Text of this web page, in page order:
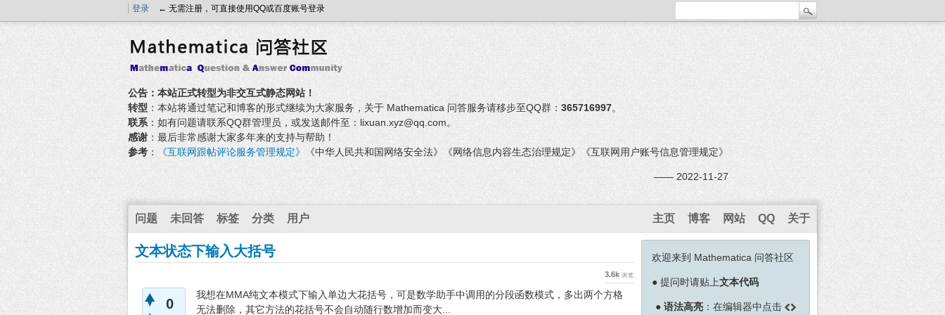
登录 ← 无需注册，可直接使用QQ或百度账号登录
公告：本站正式转型为非交互式静态网站！
转型 ：本站将通过笔记和博客的形式继续为大家服务，关于 Mathematica 问答服务请移步至QQ群： 365716997。
联系 ：如有问题请联系QQ群管理员，或发送邮件至：lixuan.xyz@qq.com。
感谢 ：最后非常感谢大家多年来的支持与帮助！
参考 ： 《互联网跟帖评论服务管理规定》 《中华人民共和国网络安全法》《网络信息内容生态治理规定》《互联网用户账号信息管理规定》
—— 2022-11-27
问题 未回答 标签 分类 用户 关于
QQ
网站
博客
主页
欢迎来到 Mathematica 问答社区
● 提问时请贴上文本代码
● 语法高亮 ：在编辑器中点击
文本状态下输入大括号
0
3.6k 浏览
我想在MMA纯文本模式下输入单边大花括号，可是数学助手中调用的分段函数模式，多出两个方格
无法删除，其它方法的花括号不会自动随行数增加而变大...